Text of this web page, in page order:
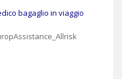
bagaglio in viaggio